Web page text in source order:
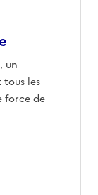
un
tous les
force de